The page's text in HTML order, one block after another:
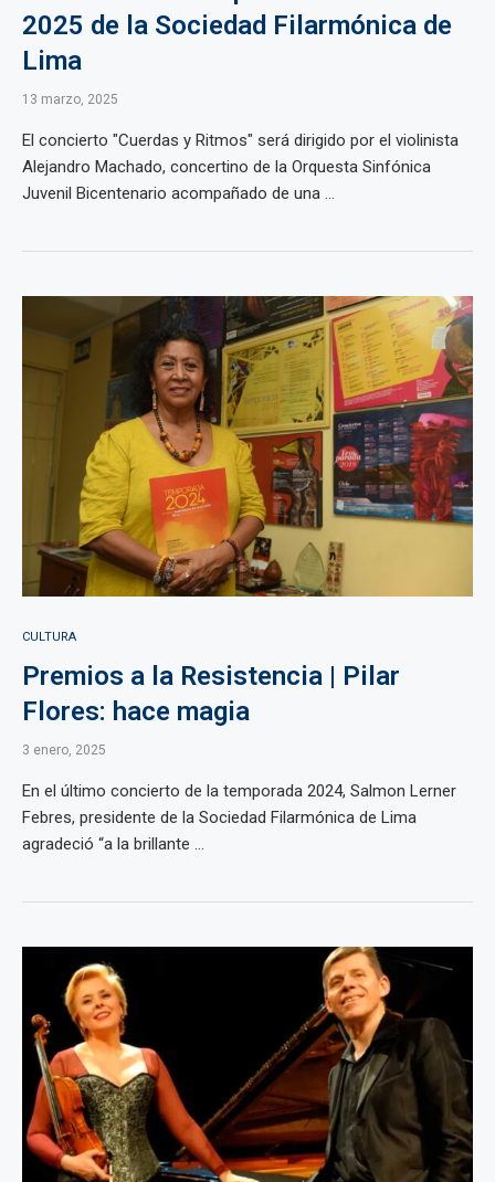
2025 de la Sociedad Filarmónica de
Lima
13 marzo, 2025
El concierto "Cuerdas y Ritmos" será dirigido por el violinista
Alejandro Machado, concertino de la Orquesta Sinfónica
Juvenil Bicentenario acompañado de una ...
CULTURA
Premios a la Resistencia | Pilar
Flores: hace magia
3 enero, 2025
En el último concierto de la temporada 2024, Salmon Lerner
Febres, presidente de la Sociedad Filarmónica de Lima
agradeció “a la brillante ...